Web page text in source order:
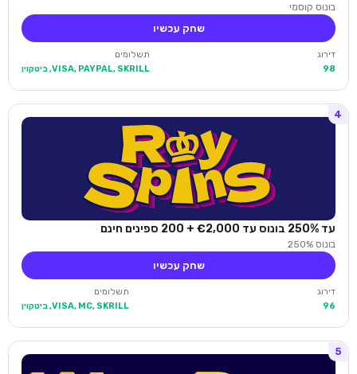
בונוס קוסמי
שחק עכשיו
דירוג
98
תשלומים
VISA, PAYPAL, SKRILL, ביטקוין
4
עד 250% בונוס עד €2,000 + 200 ספינים חינם
בונוס 250%
שחק עכשיו
דירוג
96
תשלומים
VISA, MC, SKRILL, ביטקוין
5